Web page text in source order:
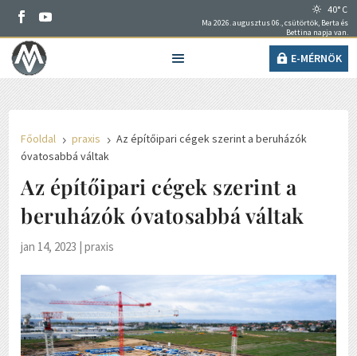
40° C
Ma 2026. augusztus 06., csütörtök, Berta és
Bettina napja van.
E-MÉRNÖK
Főoldal 5 praxis 5 Az építőipari cégek szerint a beruházók
óvatosabbá váltak
Az építőipari cégek szerint a
beruházók óvatosabbá váltak
jan 14, 2023 |praxis